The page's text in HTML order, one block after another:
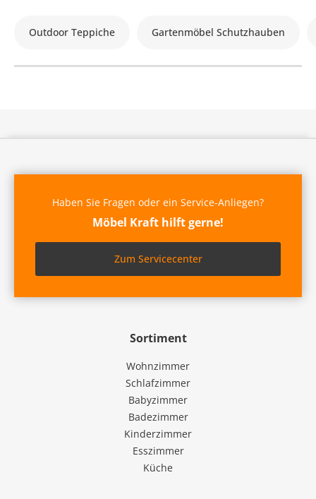
Outdoor Teppiche Gartenmöbel Schutzhauben
Sortiment
Wohnzimmer
Schlafzimmer
Babyzimmer
Badezimmer
Kinderzimmer
Esszimmer
Küche
Haben Sie Fragen oder ein Service-Anliegen?
Möbel Kraft hilft gerne!
Zum Servicecenter